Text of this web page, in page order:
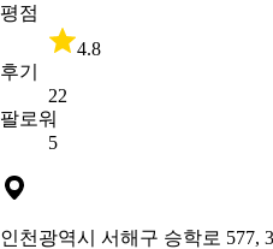
평점
4.8
후기
22
팔로워
5
인천광역시 서해구 승학로 577,